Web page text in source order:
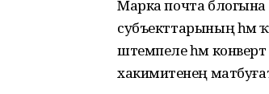
Марка почта блогына
субъекттарының һәм
штемпеле һәм
хакимиәтенең